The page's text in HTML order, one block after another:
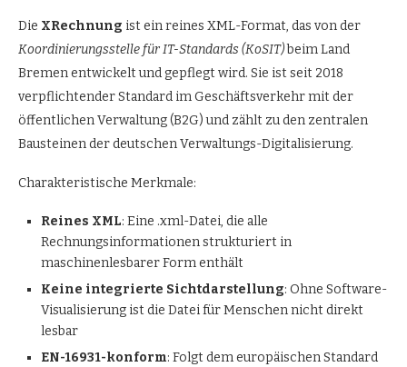
Die XRechnung ist ein reines XML-Format, das von der
Koordinierungsstelle für IT-Standards (KoSIT)beim Land
Bremen entwickelt und gepflegt wird. Sie ist seit 2018
verpflichtender Standard im Geschäftsverkehr mit der
öffentlichen Verwaltung (B2G) und zählt zu den zentralen
Bausteinen der deutschen Verwaltungs-Digitalisierung.
Charakteristische Merkmale:
Reines XML: Eine .xml-Datei, die alle
Rechnungsinformationen strukturiert in
maschinenlesbarer Form enthält
Keine integrierte Sichtdarstellung: Ohne Software-
Visualisierung ist die Datei für Menschen nicht direkt
lesbar
EN-16931-konform: Folgt dem europäischen Standard